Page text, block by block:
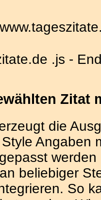
.js -
Zitat
die
Angaben
beliebiger
So